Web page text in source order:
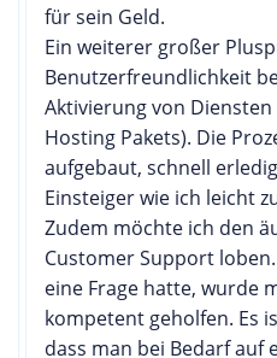
für sein Geld.
Ein weiterer großer
Benutzerfreundlichkeit
Aktivierung von
Hosting Pakets). Die
aufgebaut, schnell
Einsteiger wie ich leicht
Zudem möchte ich den
Customer Support
eine Frage hatte, wurde
kompetent geholfen. Es
dass man bei Bedarf auf